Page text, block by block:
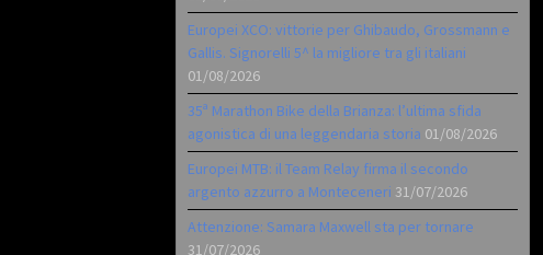
Europei XCO: vittorie per Ghibaudo, Grossmann e
Gallis. Signorelli 5^ la migliore tra gli italiani
01/08/2026
35ª Marathon Bike della Brianza: l’ultima sfida
agonistica di una leggendaria storia 01/08/2026
Europei MTB: il Team Relay firma il secondo
argento azzurro a Monteceneri 31/07/2026
Attenzione: Samara Maxwell sta per tornare
31/07/2026